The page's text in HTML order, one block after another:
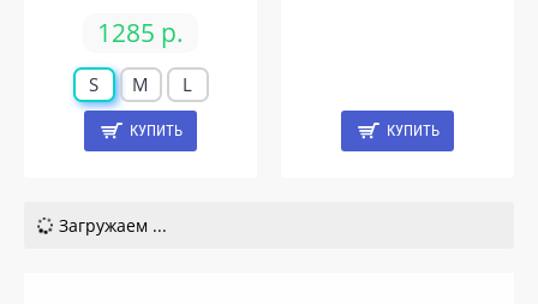
1285 р.
S M L
КУПИТЬ КУПИТЬ
Загружаем ...